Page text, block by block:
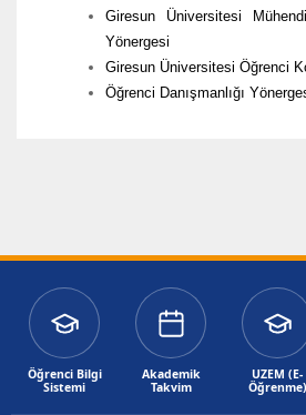
Giresun Üniversitesi
Yönergesi
Giresun Üniversitesi Öğrenci
Öğrenci Danışmanlığı
Öğrenci Bilgi
Sistemi
Akademik
Takvim
UZEM (E-
Öğrenme)